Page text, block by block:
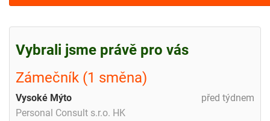
Vybrali jsme právě pro vás
Zámečník (1 směna)
před týdnem
Vysoké Mýto
Personal Consult s.r.o. HK